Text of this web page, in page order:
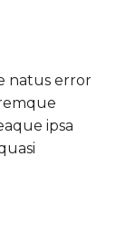
natus error
ipsa